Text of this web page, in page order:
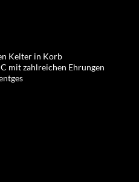
Kelter in Korb
mit zahlreichen Ehrungen